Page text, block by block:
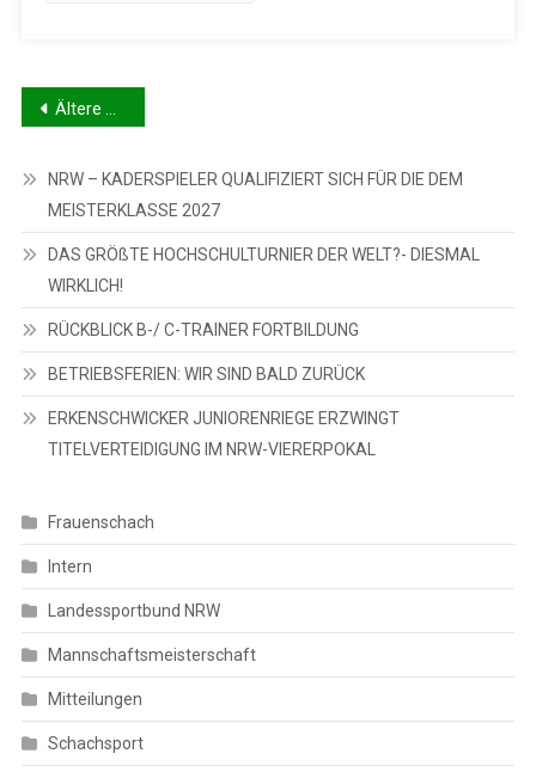
Beitragsnavigation
Ältere Beiträge
NRW – KADERSPIELER QUALIFIZIERT SICH FÜR DIE DEM
MEISTERKLASSE 2027
DAS GRÖßTE HOCHSCHULTURNIER DER WELT?- DIESMAL
WIRKLICH!
RÜCKBLICK B-/ C-TRAINER FORTBILDUNG
BETRIEBSFERIEN: WIR SIND BALD ZURÜCK
ERKENSCHWICKER JUNIORENRIEGE ERZWINGT
TITELVERTEIDIGUNG IM NRW-VIERERPOKAL
Frauenschach
Intern
Landessportbund NRW
Mannschaftsmeisterschaft
Mitteilungen
Schachsport